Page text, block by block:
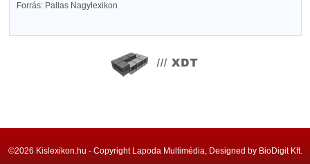
Forrás: Pallas Nagylexikon
©2026 Kislexikon.hu - Copyright Lapoda Multimédia, Designed by BioDigit Kft.